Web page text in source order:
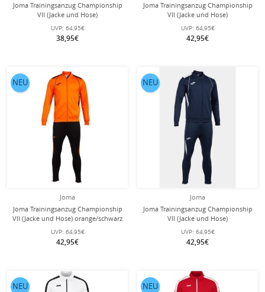
Joma Trainingsanzug Championship
VII (Jacke und Hose)
weinrot/weiss/marineblau Herren
UVP: 64,95€
38,95€
Joma Trainingsanzug Championship
VII (Jacke und Hose)
royalblau/gelb/marineblau Herren
UVP: 64,95€
42,95€
Joma
Joma Trainingsanzug Championship
VII (Jacke und Hose) orange/schwarz
Herren
UVP: 64,95€
42,95€
NEU
Joma
Joma Trainingsanzug Championship
VII (Jacke und Hose)
marineblau/weiss Herren
UVP: 64,95€
42,95€
NEU
NEU NEU